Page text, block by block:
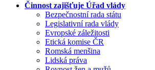
Činnost zajišťuje Úřad vlády
Bezpečnostní rada státu
Legislativní rada vlády
Evropské záležitosti
Etická komise ČR
Romská menšina
Lidská práva